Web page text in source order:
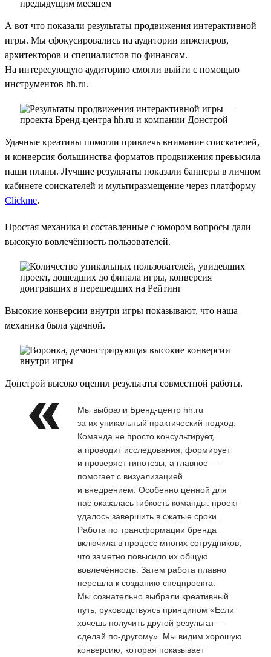
А вот что показали результаты продвижения интерактивной
игры. Мы сфокусировались на аудитории инженеров,
архитекторов и специалистов по финансам.
На интересующую аудиторию смогли выйти с помощью
инструментов hh.ru.
Удачные креативы помогли привлечь внимание соискателей,
и конверсия большинства форматов продвижения превысила
наши планы. Лучшие результаты показали баннеры в личном
кабинете соискателей и мультиразмещение через платформу
Clickme.
Простая механика и составленные с юмором вопросы дали
высокую вовлечённость пользователей.
Высокие конверсии внутри игры показывают, что наша
механика была удачной.
Донстрой высоко оценил результаты совместной работы.
Мы выбрали Бренд-центр hh.ru
за их уникальный практический подход.
Команда не просто консультирует,
а проводит исследования, формирует
и проверяет гипотезы, а главное —
помогает с визуализацией
и внедрением. Особенно ценной для
нас оказалась гибкость команды: проект
удалось завершить в сжатые сроки.
Работа по трансформации бренда
включила в процесс многих сотрудников,
что заметно повысило их общую
вовлечённость. Затем работа плавно
перешла к созданию спецпроекта.
Мы сознательно выбрали креативный
путь, руководствуясь принципом «Если
хочешь получить другой результат —
сделай по-другому». Мы видим хорошую
конверсию, которая показывает